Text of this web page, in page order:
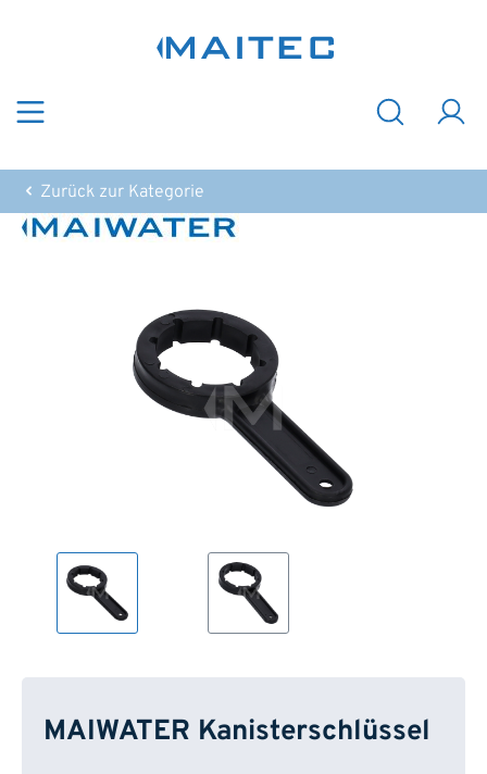
Zurück zur Kategorie
MAIWATER Kanisterschlüssel